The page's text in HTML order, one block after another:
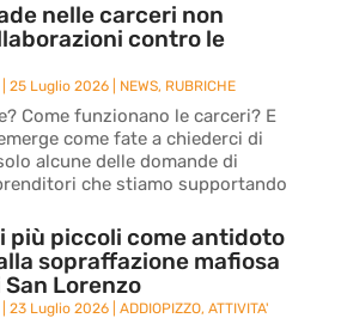
nelle carceri non
contro le
|25 Luglio 2026 NEWS, RUBRICHE
Come funzionano le carceri? E
come fate a chiederci di
alcune delle domande di
che stiamo supportando
più piccoli come antidoto
sopraffazione mafiosa
Lorenzo
|23 Luglio 2026 |ADDIOPIZZO,ATTIVITA'